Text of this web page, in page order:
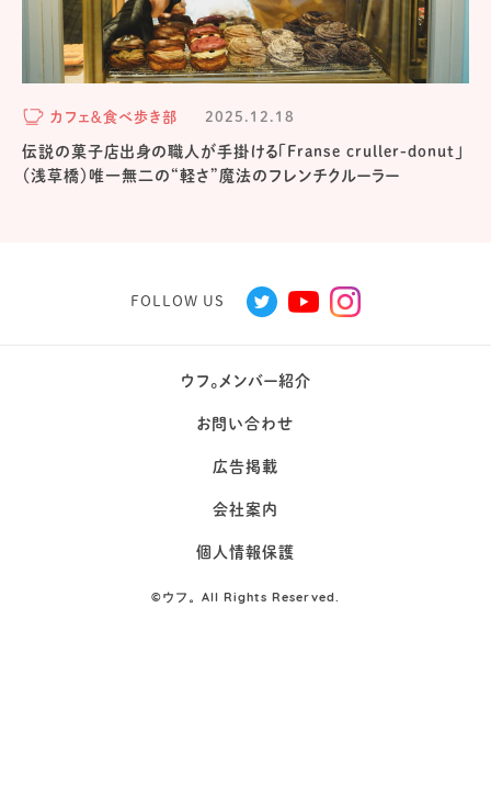
カフェ＆食べ歩き部 2025.12.18
伝説の菓子店出身の職人が手掛ける「Franse cruller-donut」
（浅草橋）唯一無二の“軽さ”魔法のフレンチクルーラー
FOLLOW US
ウフ。メンバー紹介
お問い合わせ
広告掲載
会社案内
個人情報保護
©ウフ。All Rights Reserved.